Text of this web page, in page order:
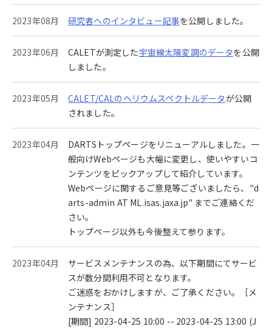
2023年08月 研究者へのインタビュー記事を公開しました。
2023年06月 CALETが測定した宇宙線太陽変調のデータを公開
しました。
2023年05月 CALET/CALのヘリウムスペクトルデータが公開
されました。
2023年04月
DARTSトップページをリニューアルしました。一
般向けWebページも大幅に変更し、使いやすいコ
ンテンツをピックアップして紹介しています。
Webページに関するご意見等ございましたら、"d
arts-admin AT ML.isas.jaxa.jp" までご連絡くだ
さい。
トップページ以外も今後整えて参ります。
2023年04月
サービスメンテナンスの為、以下期間にてサービ
スが数分間利用不可となります。
ご迷惑をおかけしますが、ご了承ください。［メ
ンテナンス］
[期間] 2023-04-25 10:00 -- 2023-04-25 13:00 (J